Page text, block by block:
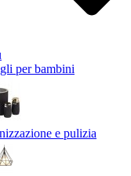
per bambini
e pulizia